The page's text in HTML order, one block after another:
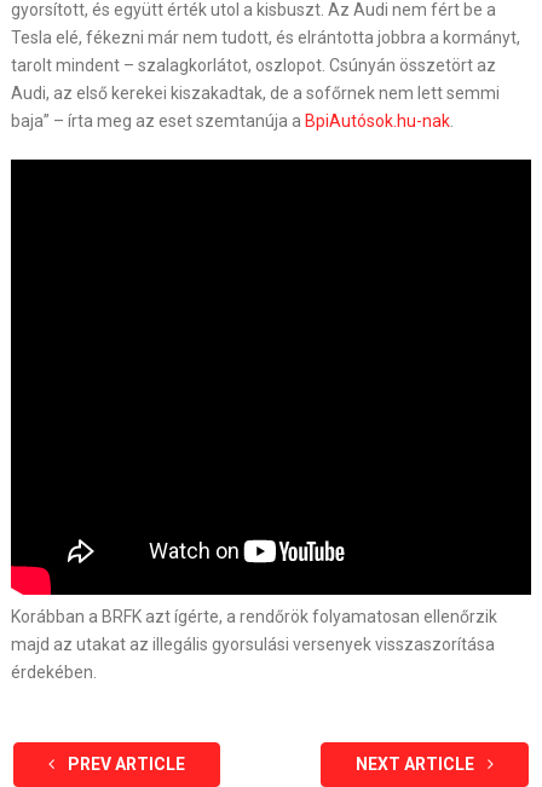
gyorsított, és együtt érték utol a kisbuszt. Az Audi nem fért be a
Tesla elé, fékezni már nem tudott, és elrántotta jobbra a kormányt,
tarolt mindent – szalagkorlátot, oszlopot. Csúnyán összetört az
Audi, az első kerekei kiszakadtak, de a sofőrnek nem lett semmi
baja” – írta meg az eset szemtanúja a BpiAutósok.hu-nak.
Korábban a BRFK azt ígérte, a rendőrök folyamatosan ellenőrzik
majd az utakat az illegális gyorsulási versenyek visszaszorítása
érdekében.
PREV ARTICLE NEXT ARTICLE